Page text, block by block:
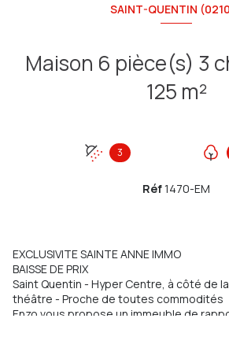
SAINT-QUENTIN
Maison 6 pièce(s) 3 chambre(s)
125 m²
3
Réf1470-EM
EXCLUSIVITE SAINTE ANNE IMMO
BAISSE DE PRIX
Saint Quentin - Hyper Centre, à côté de
théâtre - Proche de toutes commodités
Enzo vous propose un immeuble de